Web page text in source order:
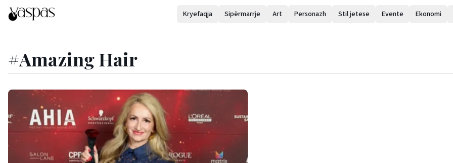
Kryefaqja Sipërmarrje Art Personazh Stil jetese Evente Ekonomi
#Amazing Hair